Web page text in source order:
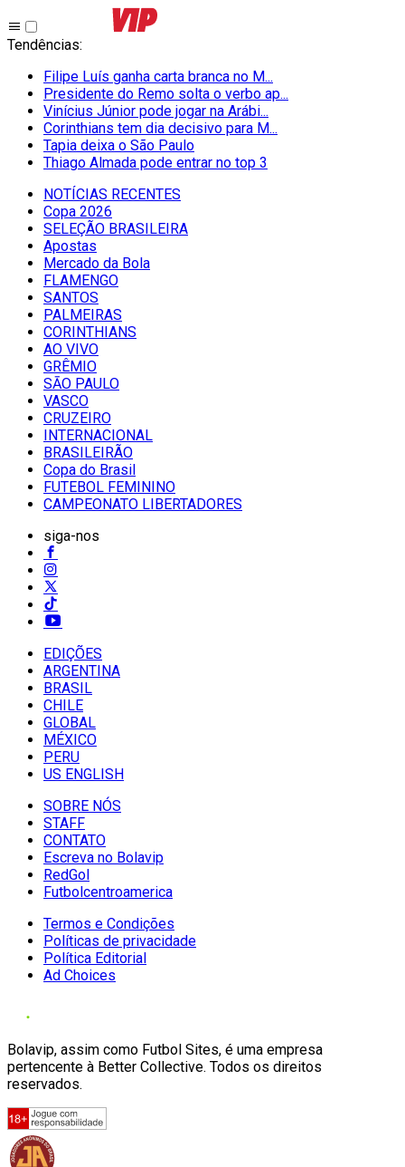
Tendências:
Filipe Luís ganha carta branca no M...
Presidente do Remo solta o verbo ap...
Vinícius Júnior pode jogar na Arábi...
Corinthians tem dia decisivo para M...
Tapia deixa o São Paulo
Thiago Almada pode entrar no top 3
NOTÍCIAS RECENTES
Copa 2026
SELEÇÃO BRASILEIRA
Apostas
Mercado da Bola
FLAMENGO
SANTOS
PALMEIRAS
CORINTHIANS
AO VIVO
GRÊMIO
SĀO PAULO
VASCO
CRUZEIRO
INTERNACIONAL
BRASILEIRÃO
Copa do Brasil
FUTEBOL FEMININO
CAMPEONATO LIBERTADORES
siga-nos
EDIÇÕES
ARGENTINA
BRASIL
CHILE
GLOBAL
MÉXICO
PERU
US ENGLISH
SOBRE NÓS
STAFF
CONTATO
Escreva no Bolavip
RedGol
Futbolcentroamerica
Termos e Condições
Políticas de privacidade
Política Editorial
Ad Choices
Bolavip, assim como Futbol Sites, é uma empresa
pertencente à Better Collective. Todos os direitos
reservados.